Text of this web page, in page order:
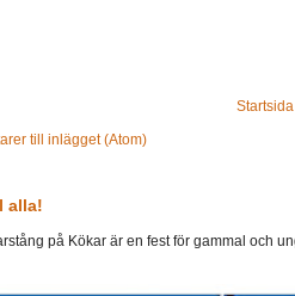
Startsida
till inlägget (Atom)
alla!
på Kökar är en fest för gammal och